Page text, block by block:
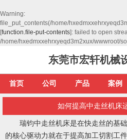
Warning:
file_put_contents(/home/
[function.file-put-contents]: failed to open
/home/hxedmxxehrxyeqd3m2xux/wwwroot/
东莞市宏轩机械
首页 公司 产品 案例
如何提高中走丝机床
瑞钧中走丝机床是在快走丝的基础
的核心驱动力就在于提高加工切割工